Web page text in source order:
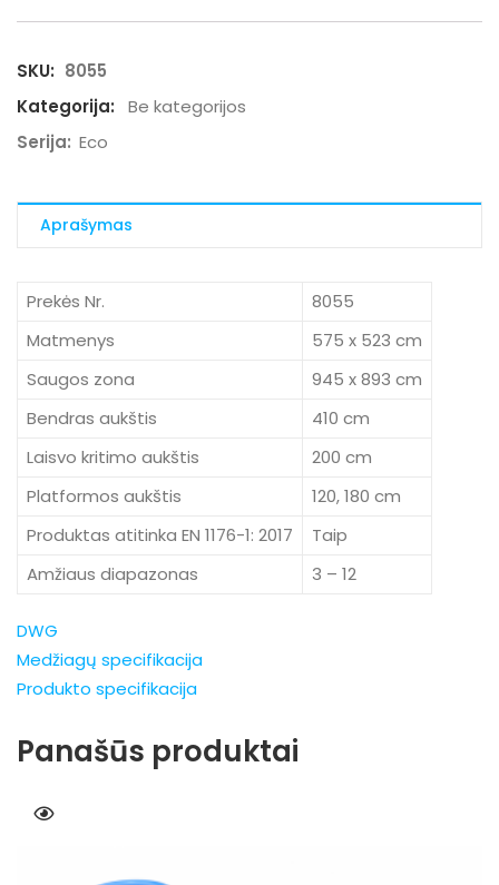
SKU: 8055
Kategorija:
Be kategorijos
Serija: Eco
Aprašymas
Prekės Nr.
8055
Matmenys
575 x 523 cm
Saugos zona
945 x 893 cm
Bendras aukštis
410 cm
Laisvo kritimo aukštis
200 cm
Platformos aukštis
120, 180 cm
Produktas atitinka EN 1176-1: 2017
Taip
Amžiaus diapazonas
3 – 12
DWG
Medžiagų specifikacija
Produkto specifikacija
Panašūs produktai